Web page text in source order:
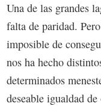
Una de las grandes
falta de paridad.
imposible de
nos ha hecho
determinados
deseable igualdad